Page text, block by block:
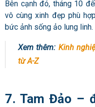
Bên cạnh đó, tháng 10
vô cùng xinh đẹp phù
bức ảnh sống ảo lung linh.
Xem thêm: Kinh
từ A-Z
7. Tam Đảo –